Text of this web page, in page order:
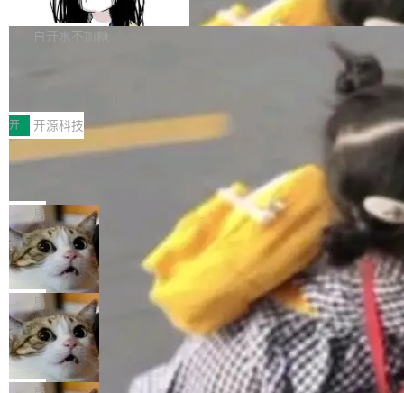
维基百科的替代方案。Lawfare 调查发现，无论
热门页面还是低关注度页面，均未出现近期更
erceptor…五六步之后才能看到第一行翻译文
本。 Solon 换了个方式。整个 i18n 模块围绕三
支持 UPDATE、MERGE INTO 与 Iceb
erg V3
Apache Doris 4.1 要补齐的，正是缺失的那一
半。在已有查询能力的基础上，Doris 进一步支
常维护操作，并完整支持 Iceberg V3 格式。
白开水不加糖
村国家自主创新示范区会议中心开幕。本届大会
由中关村智联软件服务业质量创新联盟主办，以
“智构可信·质创未来——AI原生时代的质量新范
式”为主题，直面AI从实验室走向规模化产业落地
的核心质量命题。会上，《2026智能研发生产力
工具选型手册》发布，Testin云测的Testin XAge
nt智能测试系统入选AI测试领域代表产品。对CI
O而言，这提示了一个转变：AI测试正在从效率
工具升级为企业的质量基础设施。 CIO面对的新
现实 过去两年，CIO们的焦虑清单上多了两项：
一是如何让大模型和智能体应用安全地从PoC走
向生产，二是如何让测试团队跟得上AI应用...
开 开源科技
让非法状态不可表示：一篇关于 ADT
有一种东西，一旦用过就回不去了。Alex Fedos
eev 管它叫"软件设计的基石"。 他说的东西不新
鲜——代数数据类型（ADT），尤其是和类型
（sum type）。但他说清楚了一件事：这不是类
型系统的学术体操，是日常编码的思维方式。 文
章从一个简单的例子切入。一个网站的深色主题
设置，如果用布尔值 + 可空字段来表示——bool
ean 表示是否可切换，nullable 的默认模式、浅
色方案、深色方案——会产生大量无意义的组
合。方案缺了、配置冲突了、全 null 了。要知道
局
Cloudflare 开源内部企业 AI 平台 Clou
dflare OS
Cloudflare 发布了一个开源项目 Cloudflare O
S。如果你只看官方博客，你会觉得这是又一
个"AI 知识库 + 聊天机器人"——每个大厂都在
做，没什么新鲜的。 但 Kenton Varda 在 Twitte
r 上把事情说清楚了： 今天我们发布了 Cloudfla
re OS，一个带连接器的聊天机器人，跟其他所
局
Deno 团队开源 Celld，可自托管的分
布式 Durable Objects
Ryan Dahl 领导的 Deno 团队推出了最新开源项
目 Celld，一个能在自己机器上运行 Cloudflare